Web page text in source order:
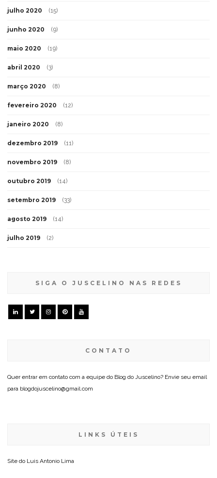
julho 2020 (15)
junho 2020 (9)
maio 2020 (19)
abril 2020 (3)
março 2020 (8)
fevereiro 2020 (12)
janeiro 2020 (8)
dezembro 2019 (11)
novembro 2019 (8)
outubro 2019 (14)
setembro 2019 (33)
agosto 2019 (14)
julho 2019 (2)
SIGA O JUSCELINO NAS REDES
CONTATO
Quer entrar em contato com a equipe do Blog do Juscelino? Envie seu email
para blogdojuscelino@gmail.com
LINKS ÚTEIS
Site do Luis Antonio Lima